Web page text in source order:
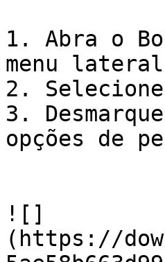
1. Abra o
menu
2.
3.
opções de
![]
(https://